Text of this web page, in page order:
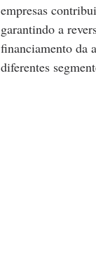
empresas
garantindo a
financiamento da
diferentes